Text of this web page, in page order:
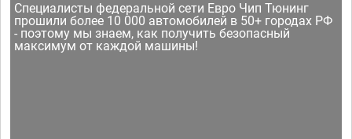
Специалисты федеральной сети Евро Чип Тюнинг
прошили более 10 000 автомобилей в 50+ городах РФ
- поэтому мы знаем, как получить безопасный
максимум от каждой машины!